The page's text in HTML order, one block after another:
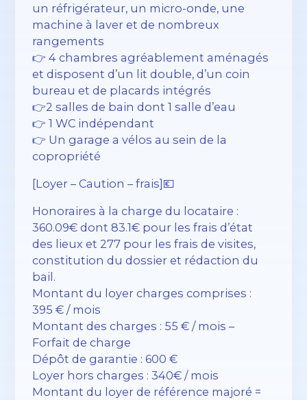
un réfrigérateur, un micro-onde, une
machine à laver et de nombreux
rangements
👉 4 chambres agréablement aménagés
et disposent d’un lit double, d’un coin
bureau et de placards intégrés
👉2 salles de bain dont 1 salle d’eau
👉 1 WC indépendant
👉 Un garage a vélos au sein de la
copropriété
[Loyer – Caution – frais]💶
Honoraires à la charge du locataire :
360.09€ dont 83.1€ pour les frais d’état
des lieux et 277 pour les frais de visites,
constitution du dossier et rédaction du
bail.
Montant du loyer charges comprises :
395 € / mois
Montant des charges : 55 € / mois –
Forfait de charge
Dépôt de garantie : 600 €
Loyer hors charges : 340€ / mois
Montant du loyer de référence majoré =